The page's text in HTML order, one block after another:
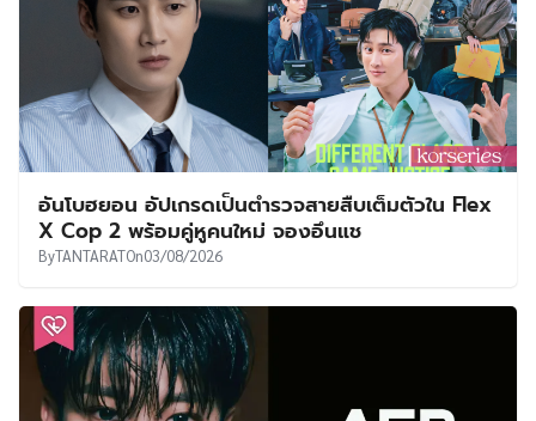
อันโบฮยอน อัปเกรดเป็นตำรวจสายสืบเต็มตัวใน Flex
X Cop 2 พร้อมคู่หูคนใหม่ จองอึนแช
ByTANTARATOn03/08/2026